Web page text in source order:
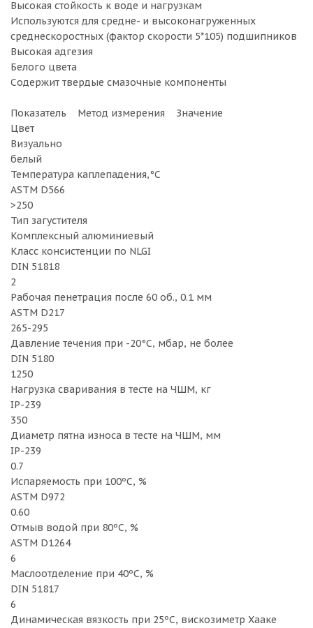
Высокая стойкость к воде и нагрузкам
Используются для средне- и высоконагруженных
среднескоростных (фактор скорости 5*105) подшипников
Высокая адгезия
Белого цвета
Содержит твердые смазочные компоненты
Показатель Метод измерения Значение
Цвет
Визуально
белый
Температура каплепадения,°C
ASTM D566
>250
Тип загустителя
Комплексный алюминиевый
Класс консистенции по NLGI
DIN 51818
2
Рабочая пенетрация после 60 об., 0.1 мм
ASTM D217
265-295
Давление течения при -20°C, мбар, не более
DIN 5180
1250
Нагрузка сваривания в тесте на ЧШМ, кг
IP-239
350
Диаметр пятна износа в тесте на ЧШМ, мм
IP-239
0.7
Испаряемость при 100ºC, %
ASTM D972
0.60
Отмыв водой при 80ºC, %
ASTM D1264
6
Маслоотделение при 40ºC, %
DIN 51817
6
Динамическая вязкость при 25ºC, вискозиметр Хааке